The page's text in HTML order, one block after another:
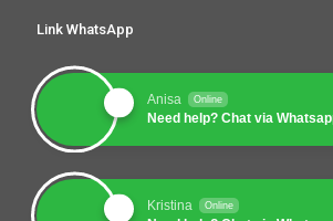
Link WhatsApp
Anisa Online
Need help? Chat via
Kristina Online